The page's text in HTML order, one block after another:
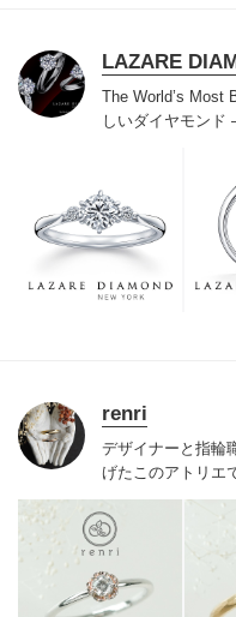
LAZARE
The World’s Most
しいダイヤモン
られ120年を超え
にこだわり続けて
わらないワン＆オ
つも、ずっと、身
renri
デザイナーと指輪
げたこのアトリエ
た特別なリングを
質で、人と被りづ
が出来上がる。こ
出の一つに。